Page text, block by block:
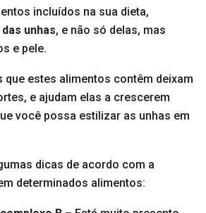
incluídos na sua dieta,
unhas, e não só delas, mas
e pele.
que estes alimentos contêm deixam
e ajudam elas a crescerem
você possa estilizar as unhas em
dicas de acordo com a
determinados alimentos: